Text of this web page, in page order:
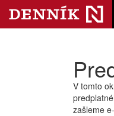
V tomto
zašleme